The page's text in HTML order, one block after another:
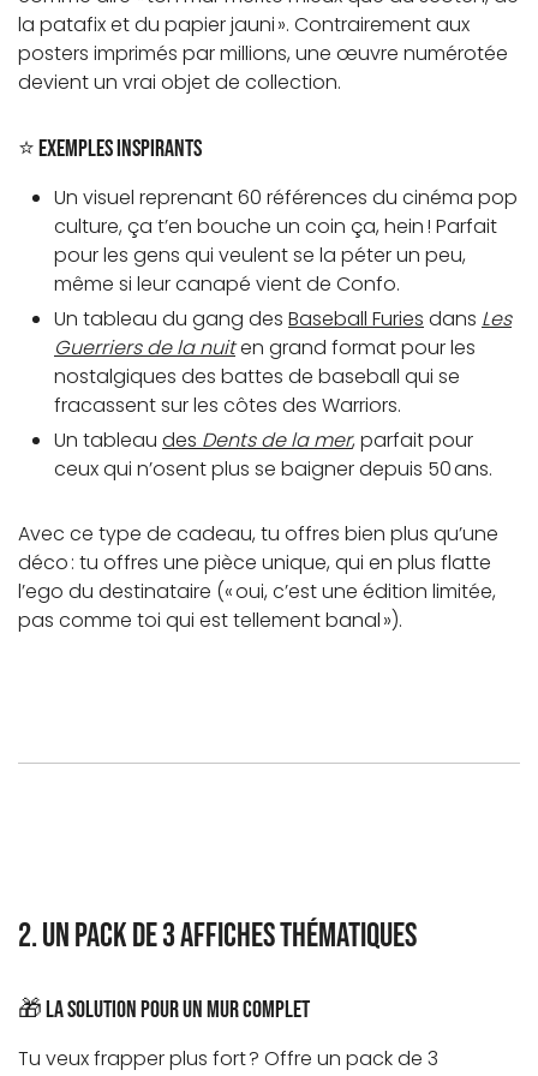
la patafix et du papier jauni ». Contrairement aux
posters imprimés par millions, une œuvre numérotée
devient un vrai objet de collection.
⭐ Exemples inspirants
Un visuel reprenant 60 références du cinéma pop
culture, ça t’en bouche un coin ça, hein ! Parfait
pour les gens qui veulent se la péter un peu,
même si leur canapé vient de Confo.
Un tableau du gang des Baseball Furies dans Les
Guerriers de la nuiten grand format pour les
nostalgiques des battes de baseball qui se
fracassent sur les côtes des Warriors.
Un tableau des Dents de la mer, parfait pour
ceux qui n’osent plus se baigner depuis 50 ans.
Avec ce type de cadeau, tu offres bien plus qu’une
déco : tu offres une pièce unique, qui en plus flatte
l’ego du destinataire (« oui, c’est une édition limitée,
pas comme toi qui est tellement banal »).
2. Un pack de 3 affiches thématiques
🎁 La solution pour un mur complet
Tu veux frapper plus fort ? Offre un pack de 3